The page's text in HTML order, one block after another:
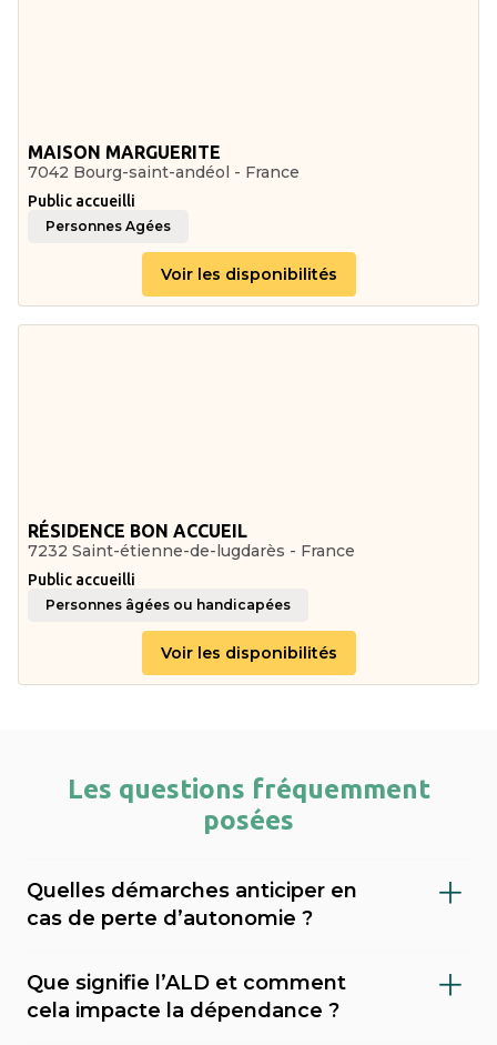
MAISON MARGUERITE
7042 Bourg-saint-andéol - France
Public accueilli
Personnes Agées
Voir les disponibilités
RÉSIDENCE BON ACCUEIL
7232 Saint-étienne-de-lugdarès - France
Public accueilli
Personnes âgées ou handicapées
Voir les disponibilités
Les questions fréquemment
posées
Quelles démarches anticiper en
cas de perte d’autonomie ?
dépendance (via le GIR), demander l’APA
(allocation personnalisée d’autonomie) au
Que signifie l’ALD et comment
cela impacte la dépendance ?